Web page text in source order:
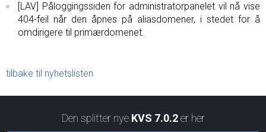
[LAV] Påloggingssiden for administratorpanelet vil nå vise
404-feil når den åpnes på aliasdomener, i stedet for å
omdirigere til primærdomenet.
tilbake til nyhetslisten
Den splitter nye KVS 7.0.2er her